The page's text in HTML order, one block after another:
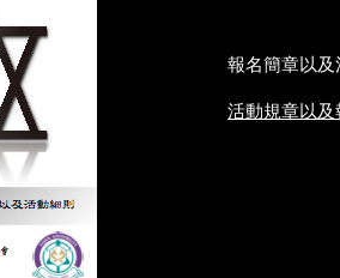
報名簡章以
活動規章以及